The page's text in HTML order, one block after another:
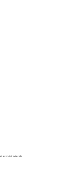
bidirezionale